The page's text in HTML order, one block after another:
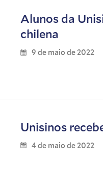
Alunos da
chilena
9 de maio de 2022
Unisinos
4 de maio de 2022